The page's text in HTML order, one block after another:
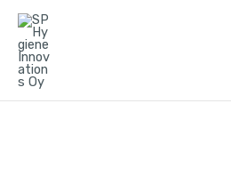
Siirry
sisältöön